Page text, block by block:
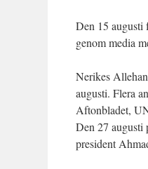
Den 15 augusti
genom media
Nerikes
augusti. Flera
Aftonbladet,
Den 27 augusti
president